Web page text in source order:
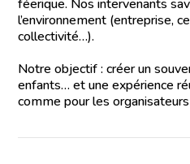
féerique. Nos intervenants
l’environnement (entreprise,
collectivité…).
Notre objectif : créer un
enfants… et une expérience
comme pour les